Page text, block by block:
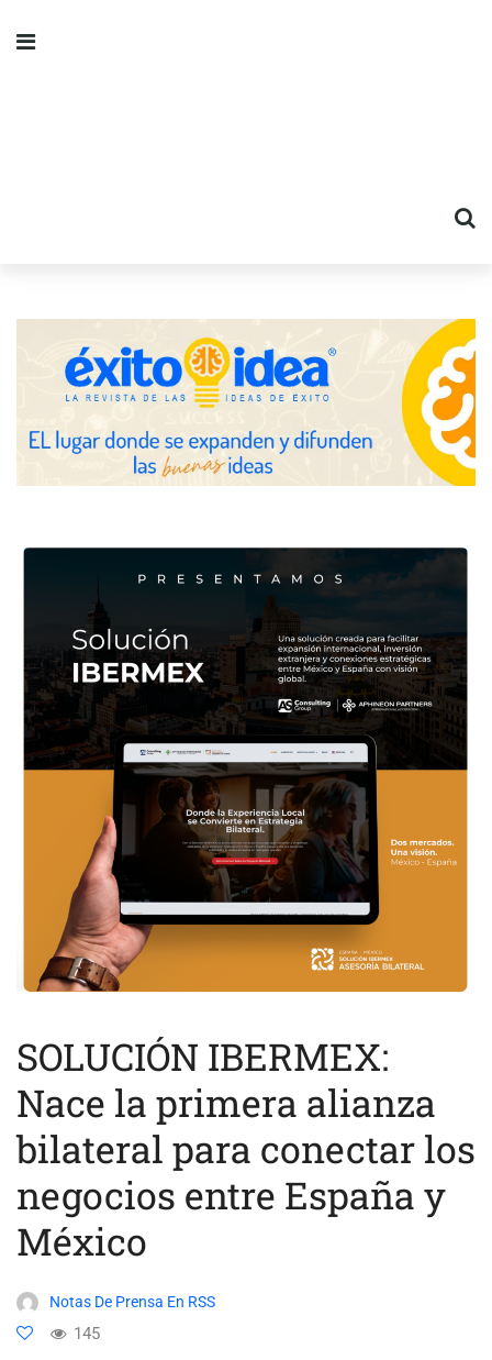
SOLUCIÓN IBERMEX:
Nace la primera alianza
bilateral para conectar los
negocios entre España y
México
Notas De Prensa En RSS
145